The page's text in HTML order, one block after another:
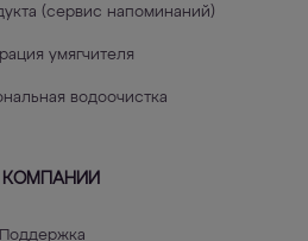
(сервис напоминаний)
умягчителя
водоочистка
Поддержка